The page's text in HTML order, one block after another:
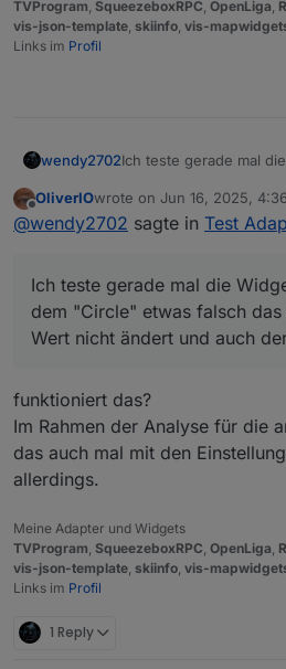
TVProgram SqueezeboxRPC OpenLiga
vis-json-template skiinfo vis-
Links im Profil
wendy2702Ich teste gerade mal
Wert nicht ändert und
Offline
OliverIOwrote on Jun 16, 2025,
last edited by
@wendy2702 sagte in Test
Ich teste gerade mal die
dem "Circle" etwas falsch
Wert nicht ändert und auch
funktioniert das?
Im Rahmen der Analyse für die
das auch mal mit den
allerdings.
Meine Adapter und Widgets
TVProgram SqueezeboxRPC OpenLiga
vis-json-template skiinfo vis-
Links im Profil
1 Reply